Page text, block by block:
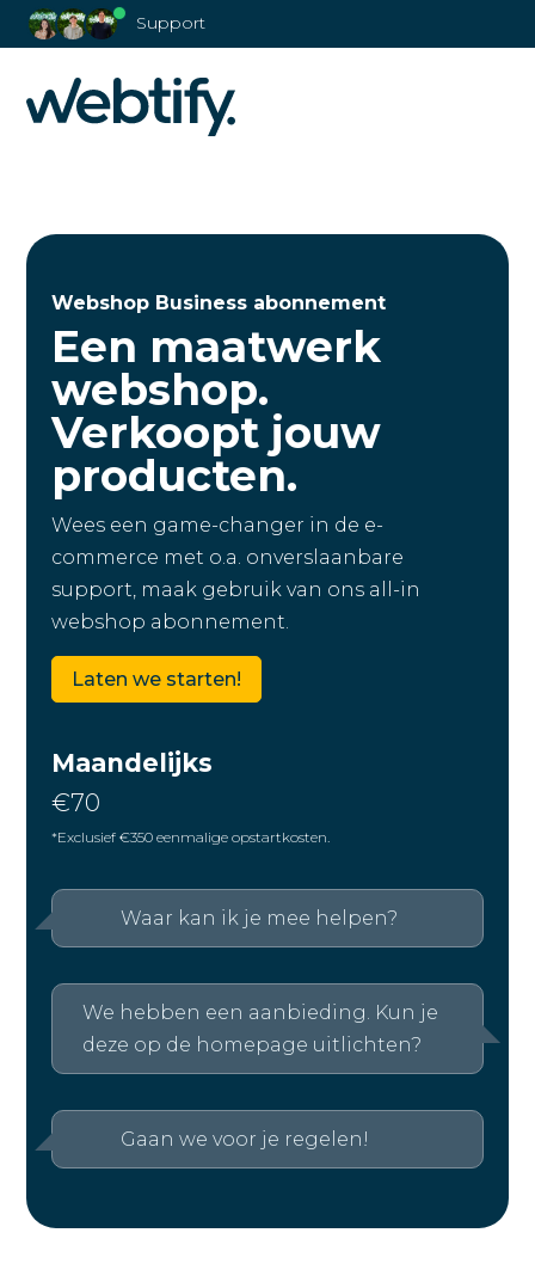
Support
Webshop Business abonnement
Een maatwerk
webshop.
Verkoopt jouw
producten.
Wees een game-changer in de e-
commerce met o.a. onverslaanbare
support, maak gebruik van ons all-in
webshop abonnement.
Laten we starten!
Maandelijks
€70
*Exclusief €350 eenmalige opstartkosten.
Waar kan ik je mee helpen?
We hebben een aanbieding. Kun je
deze op de homepage uitlichten?
Gaan we voor je regelen!